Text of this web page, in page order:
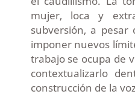
mujer, loca y
subversión, a
imponer nuevos
trabajo se ocupa de
contextualizarlo
construcción de la